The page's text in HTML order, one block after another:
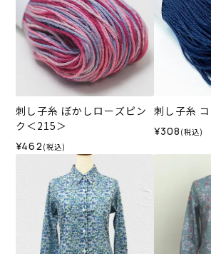
刺し子糸 ぼかしローズピン
ク＜215＞
¥462 (税込)
刺し子糸
¥308 (税込)